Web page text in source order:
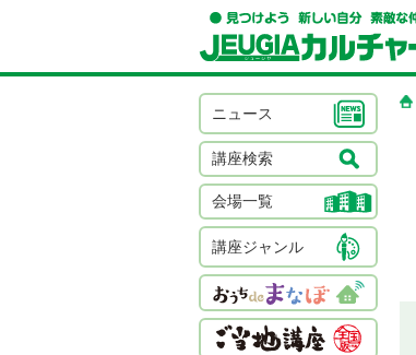
ニュース
講座検索
会場一覧
講座ジャンル